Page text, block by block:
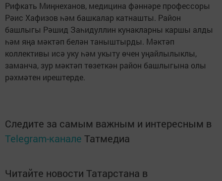
Рифкать Миңнеханов, медицина фәннәре профессоры
Рәис Хафизов һәм башкалар катнашты. Район
башлыгы Рәшид Заһидуллин кунакларны каршы алды
һәм яңа мәктәп белән таныштырды. Мәктәп
коллективы исә уку һәм укыту өчен уңайлылыклы,
заманча, зур мәктәп төзеткән район башлыгына олы
рәхмәтен ирештерде.
Следите за самым важным и интересным в
Telegram-канале Татмедиа
Читайте новости Татарстана в